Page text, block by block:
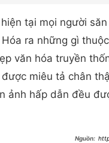
tại mọi người
Hóa ra những gì
văn hóa truyền
miêu tả chân
ảnh hấp dẫn đều